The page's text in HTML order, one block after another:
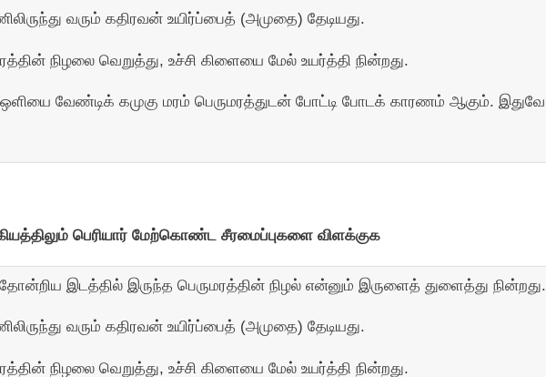
வரும் கதிரவன் உயிர்ப்பைத் (அமுதை) தேடியது.
நிழலை வெறுத்து, உச்சி கிளையை மேல் உயர்த்தி நின்றது.
வேண்டிக் கமுகு மரம் பெருமரத்துடன் போட்டி போடக் காரணம் ஆகும். இதுவே
பெரியார் மேற்கொண்ட சீரமைப்புகளை விளக்குக
இடத்தில் இருந்த பெருமரத்தின் நிழல் என்னும் இருளைத் துளைத்து நின்றது.
வரும் கதிரவன் உயிர்ப்பைத் (அமுதை) தேடியது.
நிழலை வெறுத்து, உச்சி கிளையை மேல் உயர்த்தி நின்றது.